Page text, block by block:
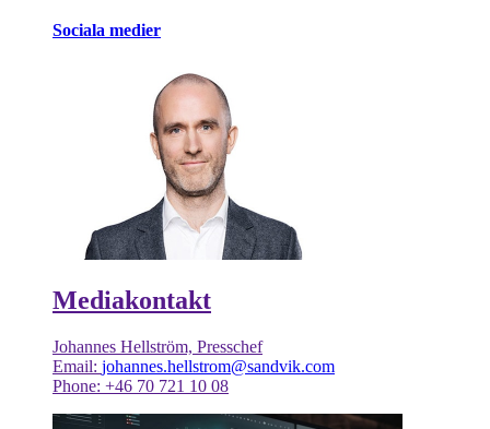
Sociala medier
Mediakontakt
Johannes Hellström, Presschef
Email: johannes.hellstrom@sandvik.com
Phone: +46 70 721 10 08